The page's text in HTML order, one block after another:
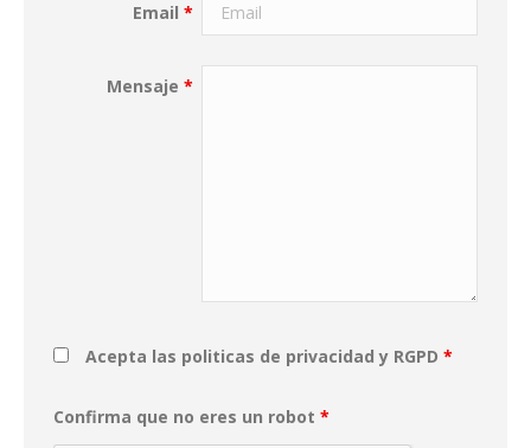
Email*
Mensaje*
Acepta las politicas de privacidad y RGPD *
Confirma que no eres un robot *